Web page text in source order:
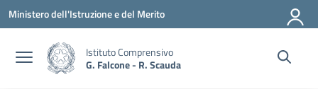
Vai ai contenuti
Vai al menu di navigazione
Vai al footer
Ministero dell'Istruzione e del Merito
Istituto Comprensivo
G. Falcone - R. Scauda